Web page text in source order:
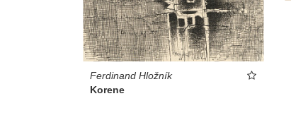
Ferdinand Hložník
Korene